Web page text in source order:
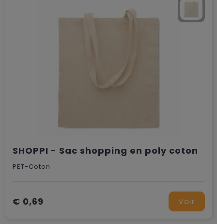
SHOPPI - Sac shopping en poly coton
PET-Coton
€ 0,69 Voir